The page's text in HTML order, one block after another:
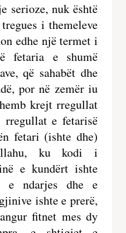
nuk mjaftojnë
një rrethi davetor?!
që synon ta
të njeriut të
serioze, nuk është
i themeleve
edhe një termet i
fetaria e shumë
që sahabët dhe
por në zemër iu
krejt rregullat
rregullat e fetarisë
fetari (ishte dhe)
ku kodi i
e kundërt ishte
e ndarjes dhe e
ishte e prerë,
fitnet mes dy